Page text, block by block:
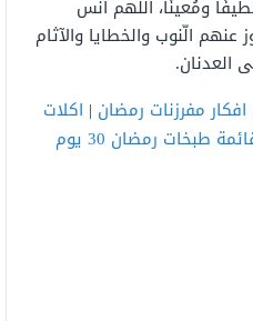
ومُعينًا، اللهم آنس
الّنوب والخطايا والآثام
العدنان.
افكار مفرزنات رمضان | اكلات
قائمة طبخات رمضان 30 يوم